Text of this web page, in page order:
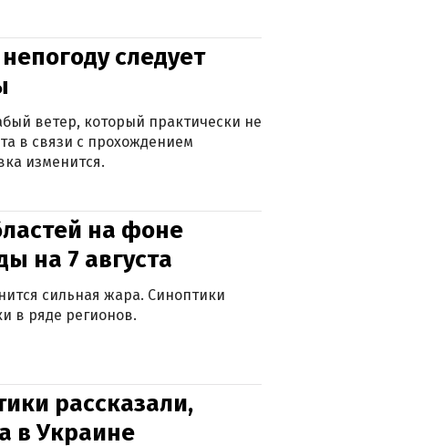
следует
ветер, который практически не
в связи с прохождением
изменится.
на фоне
на 7 августа
сильная жара. Синоптики
в ряде регионов.
рассказали,
в Украине